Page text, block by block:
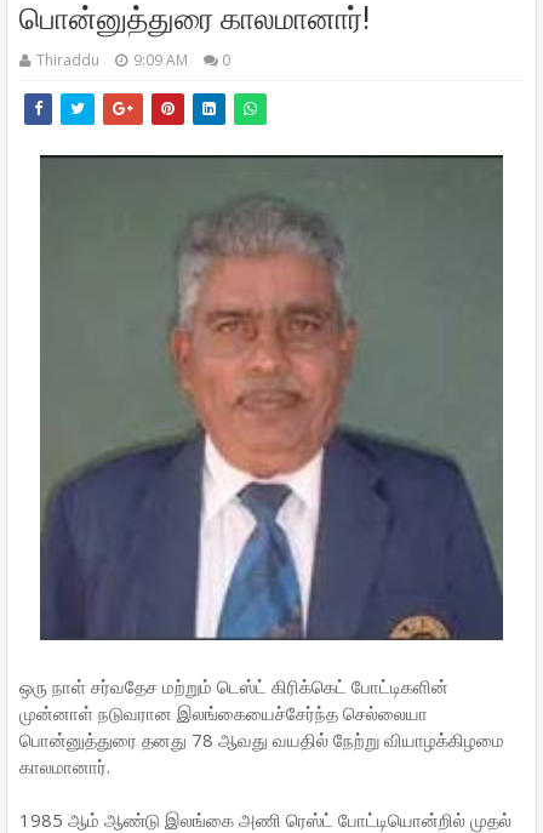
பொன்னுத்துரை காலமானார்!
Thiraddu 9:09 AM 0
ஒரு நாள் சர்வதேச மற்றும் டெஸ்ட் கிரிக்கெட் போட்டிகளின்
முன்னாள் நடுவரான இலங்கையைச்சேர்ந்த செல்லையா
பொன்னுத்துரை தனது 78 ஆவது வயதில் நேற்று வியாழக்கிழமை
காலமானார்.
1985 ஆம் ஆண்டு இலங்கை அணி ரெஸ்ட் போட்டியொன்றில் முதல்